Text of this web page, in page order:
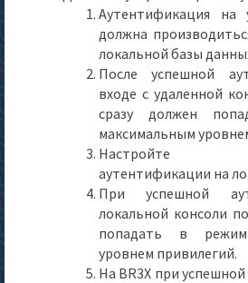
Аутентификация на
должна
локальной базы
После успешной
входе с удаленной
сразу должен
максимальным
Настройте
аутентификации на
При успешной
локальной консоли
попадать в
уровнем привилегий.
На BR3X при